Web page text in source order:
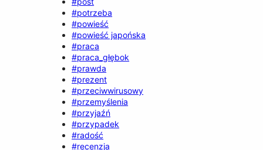
#potrzeba
#powieść
#powieść japońska
#praca
#praca_głębok
#prawda
#prezent
#przeciwwirusowy
#przemyślenia
#przyjaźń
#przypadek
#radość
#recenzja